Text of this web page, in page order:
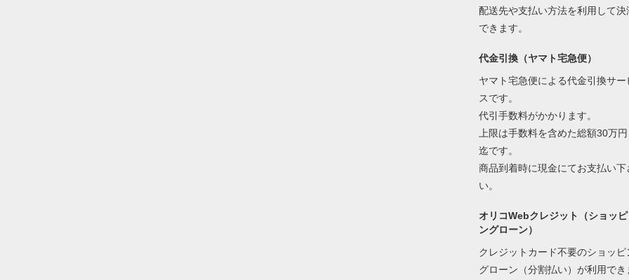
配送先や支払い方法を利用して決
できます。
代金引換（ヤマト宅急便）
ヤマト宅急便による代金引換サー
スです。
代引手数料がかかります。
上限は手数料を含めた総額30万円
迄です。
商品到着時に現金にてお支払い下
い。
オリコWebクレジット（ショッピ
ングローン）
クレジットカード不要のショッピ
グローン（分割払い）が利用でき